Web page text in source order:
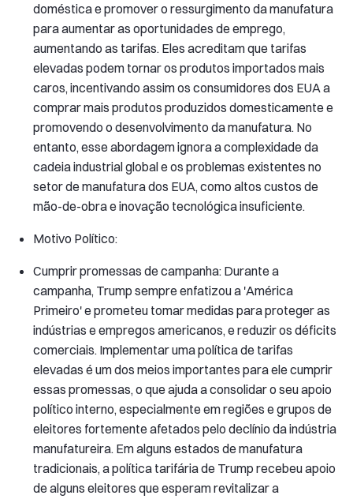
doméstica e promover o ressurgimento da manufatura
para aumentar as oportunidades de emprego,
aumentando as tarifas. Eles acreditam que tarifas
elevadas podem tornar os produtos importados mais
caros, incentivando assim os consumidores dos EUA a
comprar mais produtos produzidos domesticamente e
promovendo o desenvolvimento da manufatura. No
entanto, esse abordagem ignora a complexidade da
cadeia industrial global e os problemas existentes no
setor de manufatura dos EUA, como altos custos de
mão-de-obra e inovação tecnológica insuficiente.
Motivo Político:
Cumprir promessas de campanha: Durante a
campanha, Trump sempre enfatizou a 'América
Primeiro' e prometeu tomar medidas para proteger as
indústrias e empregos americanos, e reduzir os déficits
comerciais. Implementar uma política de tarifas
elevadas é um dos meios importantes para ele cumprir
essas promessas, o que ajuda a consolidar o seu apoio
político interno, especialmente em regiões e grupos de
eleitores fortemente afetados pelo declínio da indústria
manufatureira. Em alguns estados de manufatura
tradicionais, a política tarifária de Trump recebeu apoio
de alguns eleitores que esperam revitalizar a